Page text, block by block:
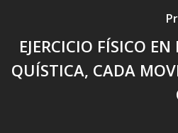
EJERCICIO FÍSICO EN
QUÍSTICA, CADA